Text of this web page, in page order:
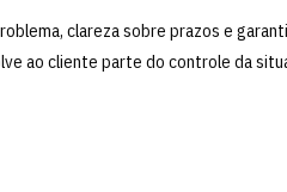
clareza sobre prazos e
ao cliente parte do controle da